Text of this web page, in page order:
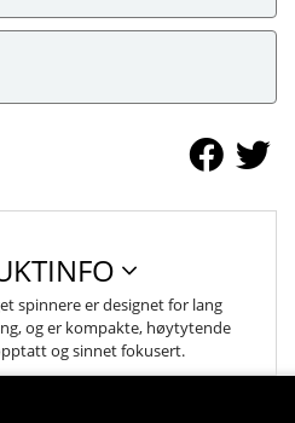
spinnere er designet for lang
og er kompakte, høytytende
og sinnet fokusert.